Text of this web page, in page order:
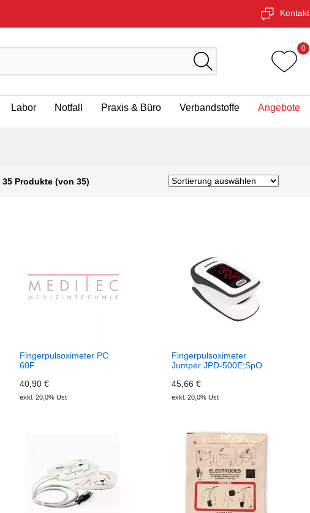
Kontakt
0
Labor Notfall Praxis & Büro Verbandstoffe Angebote
35 Produkte (von 35)
Fingerpulsoximeter PC
60F
40,90 €
exkl. 20,0% Ust
Fingerpulsoximeter
Jumper JPD-500E;SpO
45,66 €
exkl. 20,0% Ust